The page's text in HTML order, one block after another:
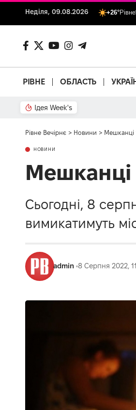
Неділя, 09.08.2026 +26°Рівне
РІВНЕ ОБЛАСТЬ
Ідея Week's
Рівне Вечірнє > Новини > Мешканці
НОВИНИ
Мешканці
Сьогодні, 8
вимикатимуть
admin 8 Серпня 2022,